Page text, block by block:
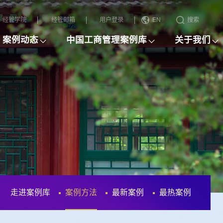
经管学院 经管邮箱 用户登录 EN 搜索
案例动态 中国工商管理案例库 关于我们
走进案例库 案例方法 最新案例 最热案例